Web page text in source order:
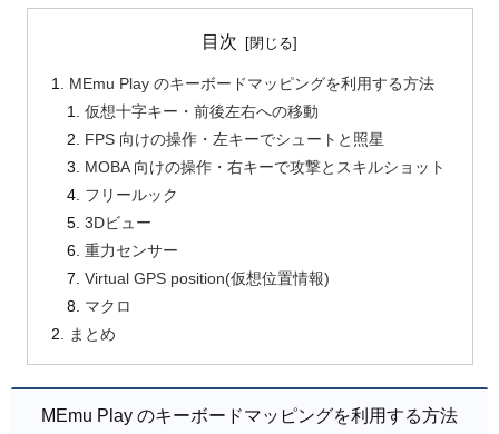
目次
MEmu Play のキーボードマッピングを利用する方法
仮想十字キー・前後左右への移動
FPS 向けの操作・左キーでシュートと照星
MOBA 向けの操作・右キーで攻撃とスキルショット
フリールック
3Dビュー
重力センサー
Virtual GPS position(仮想位置情報)
マクロ
まとめ
MEmu Play のキーボードマッピングを利用する方法